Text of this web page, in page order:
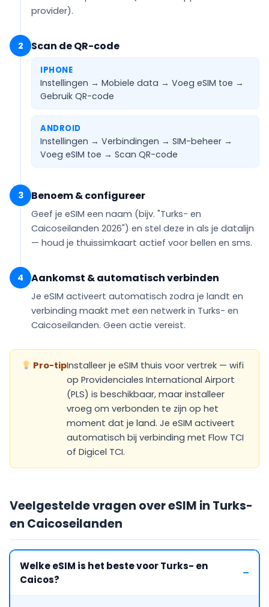
provider).
2 Scan de QR-code
IPHONE
Instellingen → Mobiele data → Voeg eSIM toe →
Gebruik QR-code
ANDROID
Instellingen → Verbindingen → SIM-beheer →
Voeg eSIM toe → Scan QR-code
3 Benoem & configureer
Geef je eSIM een naam (bijv. "Turks- en
Caicoseilanden 2026") en stel deze in als je datalijn
— houd je thuissimkaart actief voor bellen en sms.
4 Aankomst & automatisch verbinden
Je eSIM activeert automatisch zodra je landt en
verbinding maakt met een netwerk in Turks- en
Caicoseilanden. Geen actie vereist.
Pro-tipInstalleer je eSIM thuis voor vertrek — wifi
op Providenciales International Airport
(PLS) is beschikbaar, maar installeer
vroeg om verbonden te zijn op het
moment dat je land. Je eSIM activeert
automatisch bij verbinding met Flow TCI
of Digicel TCI.
Veelgestelde vragen over eSIM in Turks-
en Caicoseilanden
Welke eSIM is het beste voor Turks- en
Caicos?